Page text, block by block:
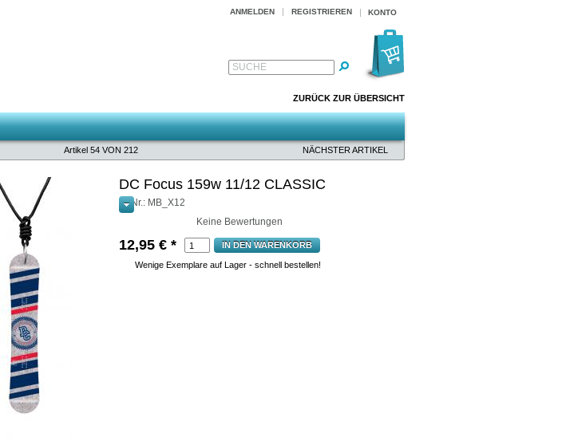
KONTO
ANMELDEN REGISTRIEREN
SUCHE
ZURÜCK ZUR ÜBERSICHT
Artikel 54 VON 212 NÄCHSTER ARTIKEL
DC Focus 159w 11/12 CLASSIC
ArtNr.: MB_X12
Keine Bewertungen
12,95 € * IN DEN WARENKORB
Wenige Exemplare auf Lager - schnell bestellen!